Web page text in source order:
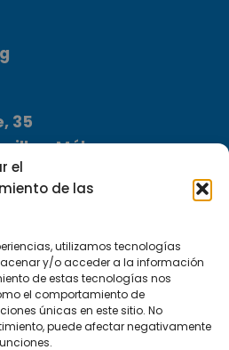
el
de las
utilizamos tecnologías
y/o acceder a la información
de estas tecnologías nos
el comportamiento de
únicas en este sitio. No
puede afectar negativamente
35
Málaga
to our Newsletter
HERE